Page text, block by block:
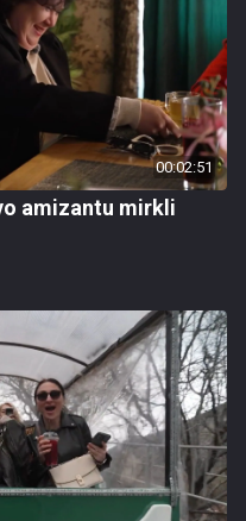
00:02:51
amizantu mirkli